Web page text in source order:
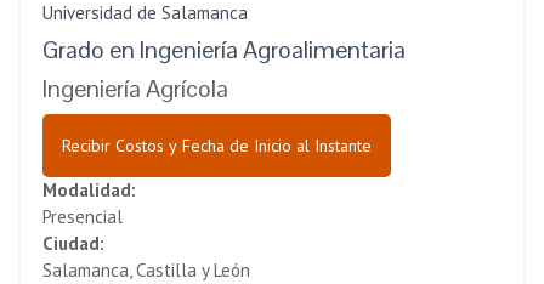
Universidad de Salamanca
Grado en Ingeniería Agroalimentaria
Ingeniería Agrícola
Recibir Costos y Fecha de Inicio al Instante
Modalidad:
Presencial
Ciudad:
Salamanca, Castilla y León